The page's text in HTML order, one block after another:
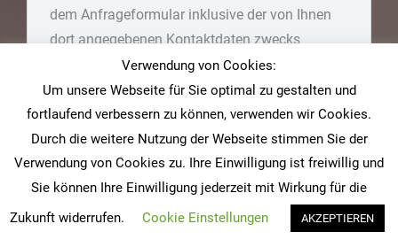
dem Anfrageformular inklusive der von Ihnen
dort angegebenen Kontaktdaten zwecks
Bearbeitung der Anfrage und für den Fall von
Anschlussfragen bei uns gespeichert. Diese
Daten geben wir nicht ohne Ihre Einwilligung
weiter.
Die Verarbeitung dieser Daten erfolgt auf
Grundlage von Art. 6 Abs. 1 lit. b DSGVO, sofern
Ihre Anfrage mit der Erfüllung eines Vertrags
Verwendung von Cookies:
Um unsere Webseite für Sie optimal zu gestalten und
fortlaufend verbessern zu können, verwenden wir Cookies.
Durch die weitere Nutzung der Webseite stimmen Sie der
Verwendung von Cookies zu. Ihre Einwilligung ist freiwillig und
Sie können Ihre Einwilligung jederzeit mit Wirkung für die
Zukunft widerrufen.
Cookie Einstellungen AKZEPTIEREN